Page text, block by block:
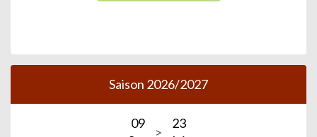
Saison 2026/2027
09
23